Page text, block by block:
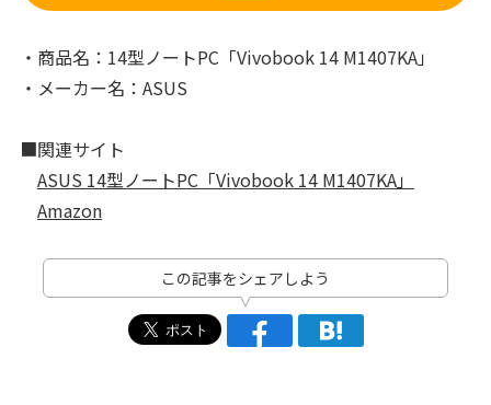
・商品名：14型ノートPC「Vivobook 14 M1407KA」
・メーカー名：ASUS
■関連サイト
ASUS 14型ノートPC「Vivobook 14 M1407KA」
Amazon
この記事をシェアしよう